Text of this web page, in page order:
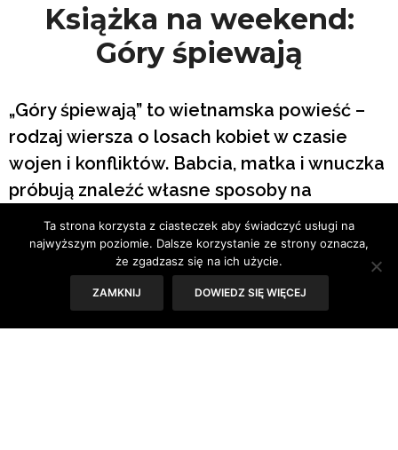
Książka na weekend:
Góry śpiewają
„Góry śpiewają” to wietnamska powieść –
rodzaj wiersza o losach kobiet w czasie
wojen i konfliktów. Babcia, matka i wnuczka
próbują znaleźć własne sposoby na
przetrwanie w trudnych czasach.
Tekst: Sylwia Skorstad
Ta strona korzysta z ciasteczek aby świadczyć usługi na
najwyższym poziomie. Dalsze korzystanie ze strony oznacza,
że zgadzasz się na ich użycie.
ZAMKNIJ DOWIEDZ SIĘ WIĘCEJ